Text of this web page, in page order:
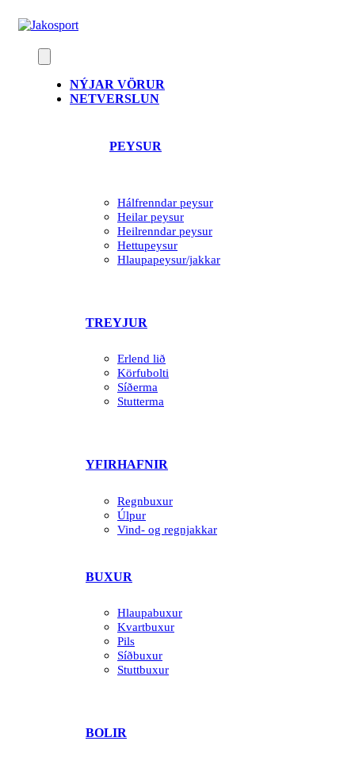
NÝJAR VÖRUR
NETVERSLUN
PEYSUR
Hálfrenndar peysur
Heilar peysur
Heilrenndar peysur
Hettupeysur
Hlaupapeysur/jakkar
TREYJUR
Erlend lið
Körfubolti
Síðerma
Stutterma
YFIRHAFNIR
Regnbuxur
Úlpur
Vind- og regnjakkar
BUXUR
Hlaupabuxur
Kvartbuxur
Pils
Síðbuxur
Stuttbuxur
BOLIR